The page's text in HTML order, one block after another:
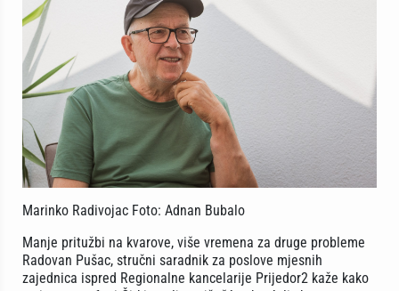
Marinko Radivojac Foto: Adnan Bubalo
Manje pritužbi na kvarove, više vremena za druge probleme
Radovan Pušac, stručni saradnik za poslove mjesnih
zajednica ispred Regionalne kancelarije Prijedor2 kaže kako